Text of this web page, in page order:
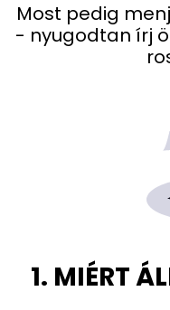
Most pedig
- nyugodtan írj
1. MIÉRT